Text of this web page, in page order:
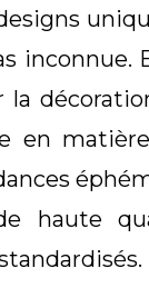
inconnue.
en
haute